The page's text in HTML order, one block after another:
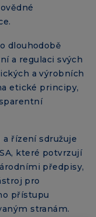
dlouhodobě
a regulaci svých
a výrobních
etické principy,
a řízení sdružuje
které potvrzují
předpisy,
pro
přístupu
stranám.